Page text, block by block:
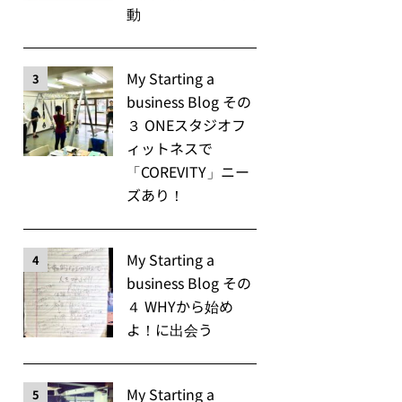
動
3
My Starting a
business Blog その
３ ONEスタジオフ
ィットネスで
「COREVITY」ニー
ズあり！
4
My Starting a
business Blog その
４ WHYから始め
よ！に出会う
5
My Starting a